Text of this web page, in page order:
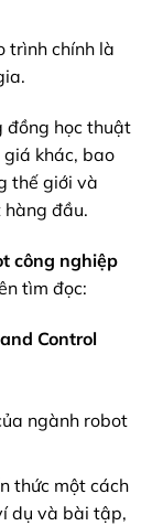
trình chính là
đồng học thuật
khác, bao
thế giới và
đầu.
công nghiệp
tìm đọc:
Control
ngành robot
thức một cách
dụ và bài tập,